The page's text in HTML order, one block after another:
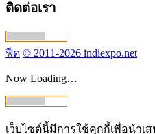
ติดต่อเรา
ฟีด © 2011-2026 indiexpo.net
Now Loading…
เว็บไซต์นี้มีการใช้คุกกี้เพื่อนำ